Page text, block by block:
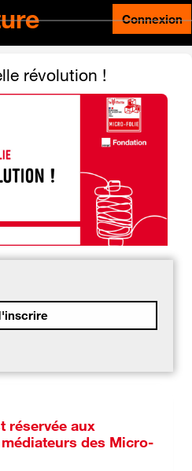
Connexion
révolution !
réservée aux
des Micro-